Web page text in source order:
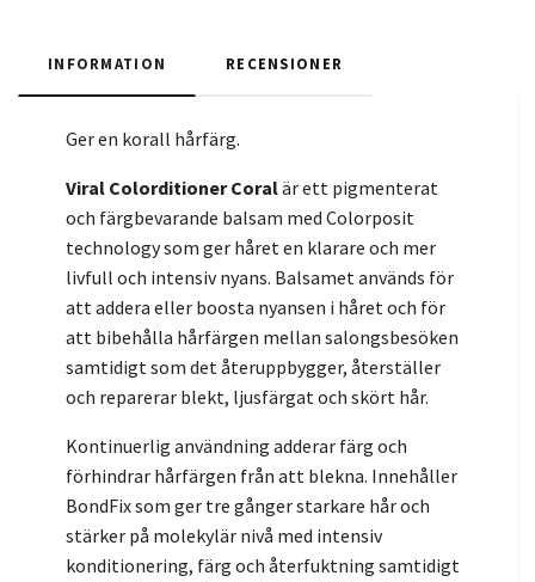
INFORMATION RECENSIONER
Ger en korall hårfärg.
Viral Colorditioner Coralär ett pigmenterat
och färgbevarande balsam med Colorposit
technology som ger håret en klarare och mer
livfull och intensiv nyans. Balsamet används för
att addera eller boosta nyansen i håret och för
att bibehålla hårfärgen mellan salongsbesöken
samtidigt som det återuppbygger, återställer
och reparerar blekt, ljusfärgat och skört hår.
Kontinuerlig användning adderar färg och
förhindrar hårfärgen från att blekna. Innehåller
BondFix som ger tre gånger starkare hår och
stärker på molekylär nivå med intensiv
konditionering, färg och återfuktning samtidigt